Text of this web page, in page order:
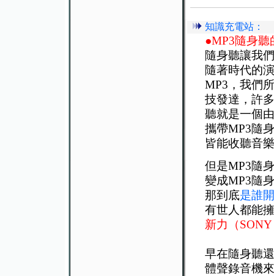
知識充電站：
●MP3隨身聽
隨身聽讓我
隨著時代的
MP3，我們
技發達，許
聽就是一個
攜帶MP3隨
皆能收聽音
但是MP3隨
變成MP3隨
那到底是誰
有世人都能
新力（
早在隨身聽
體聲錄音機